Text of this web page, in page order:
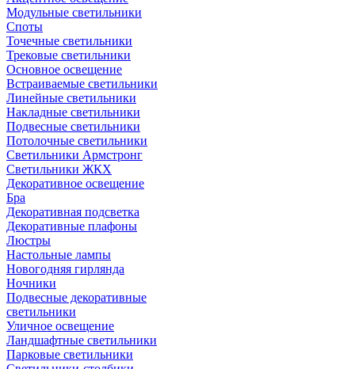
Модульные светильники
Споты
Точечные светильники
Трековые светильники
Основное освещение
Встраиваемые светильники
Линейные светильники
Накладные светильники
Подвесные светильники
Потолочные светильники
Светильники Армстронг
Светильники ЖКХ
Декоративное освещение
Бра
Декоративная подсветка
Декоративные плафоны
Люстры
Настольные лампы
Новогодняя гирлянда
Ночники
Подвесные декоративные
светильники
Уличное освещение
Ландшафтные светильники
Парковые светильники